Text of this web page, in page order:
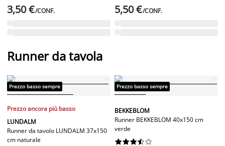
3,50 €/CONF. 5,50 €/CONF.
Runner da tavola
Prezzo basso sempre
Prezzo ancora più basso
LUNDALM
Runner da tavolo LUNDALM 37x150
cm naturale
Prezzo basso sempre
BEKKEBLOM
Runner BEKKEBLOM 40x150 cm
verde





